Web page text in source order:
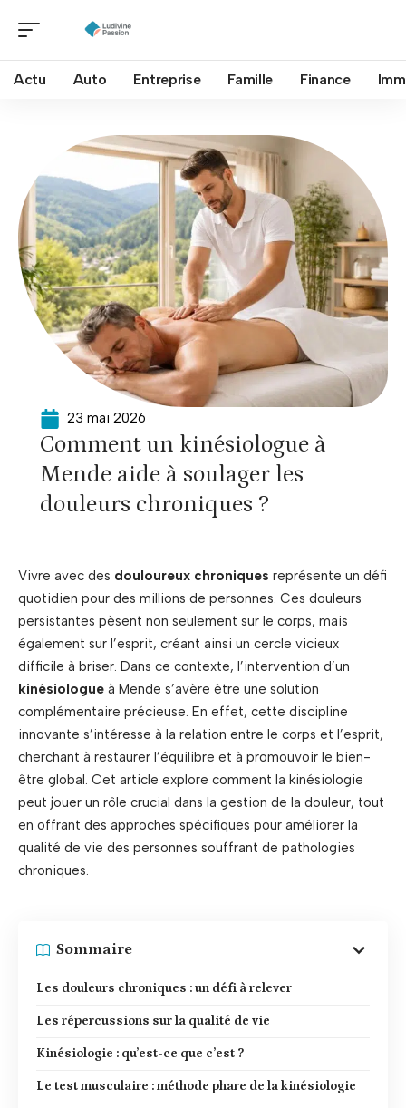
Actu Auto Entreprise Famille Finance
23 mai 2026
Comment un kinésiologue à
Mende aide à soulager les
douleurs chroniques ?
Vivre avec des douloureux chroniques représente un défi
quotidien pour des millions de personnes. Ces douleurs
persistantes pèsent non seulement sur le corps, mais
également sur l’esprit, créant ainsi un cercle vicieux
difficile à briser. Dans ce contexte, l’intervention d’un
kinésiologue à Mende s’avère être une solution
complémentaire précieuse. En effet, cette discipline
innovante s’intéresse à la relation entre le corps et l’esprit,
cherchant à restaurer l’équilibre et à promouvoir le bien-
être global. Cet article explore comment la kinésiologie
peut jouer un rôle crucial dans la gestion de la douleur, tout
en offrant des approches spécifiques pour améliorer la
qualité de vie des personnes souffrant de pathologies
chroniques.
Sommaire
Les douleurs chroniques : un défi à relever
Les répercussions sur la qualité de vie
Kinésiologie : qu’est-ce que c’est ?
Le test musculaire : méthode phare de la kinésiologie